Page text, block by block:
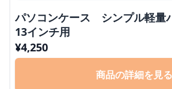
パソコンケース シンプル軽量
13インチ用
¥4,250
商品の詳細を見る